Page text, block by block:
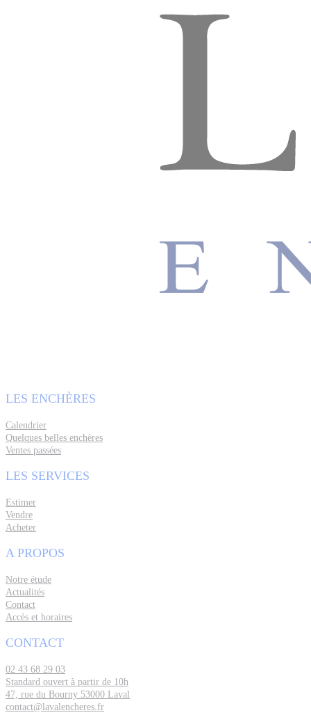
LES ENCHÈRES
Calendrier
Quelques belles enchères
Ventes passées
LES SERVICES
Estimer
Vendre
Acheter
A PROPOS
Notre étude
Actualités
Contact
Accès et horaires
CONTACT
02 43 68 29 03
Standard ouvert à partir de 10h
47, rue du Bourny 53000 Laval
contact@lavalencheres.fr